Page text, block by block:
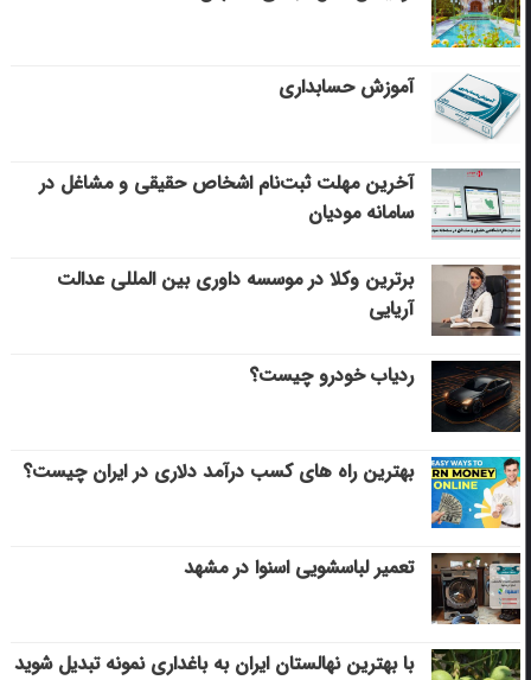
آموزش حسابداری
آخرین مهلت ثبت‌نام اشخاص حقیقی و مشاغل در
سامانه مودیان
برترین وکلا در موسسه داوری بین المللی عدالت
آریایی
ردیاب خودرو چیست؟
بهترین راه های کسب درآمد دلاری در ایران چیست؟
تعمیر لباسشویی اسنوا در مشهد
با بهترین نهالستان ایران به باغداری نمونه تبدیل شوید